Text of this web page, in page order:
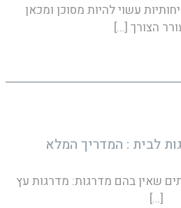
עשוי להיות מסוכן ומכאן
הצורך […]
לבית : המדריך המלא
שאין בהם מדרגות: מדרגות עץ
[…]